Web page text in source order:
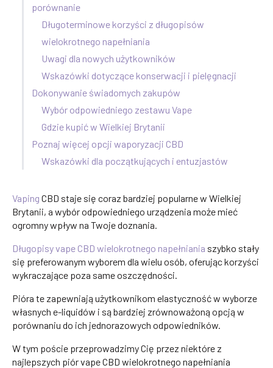
porównanie
Długoterminowe korzyści z długopisów
wielokrotnego napełniania
Uwagi dla nowych użytkowników
Wskazówki dotyczące konserwacji i pielęgnacji
Dokonywanie świadomych zakupów
Wybór odpowiedniego zestawu Vape
Gdzie kupić w Wielkiej Brytanii
Poznaj więcej opcji waporyzacji CBD
Wskazówki dla początkujących i entuzjastów
Vaping CBD staje się coraz bardziej popularne w Wielkiej
Brytanii, a wybór odpowiedniego urządzenia może mieć
ogromny wpływ na Twoje doznania.
Długopisy vape CBD wielokrotnego napełniania szybko stały
się preferowanym wyborem dla wielu osób, oferując korzyści
wykraczające poza same oszczędności.
Pióra te zapewniają użytkownikom elastyczność w wyborze
własnych e-liquidów i są bardziej zrównoważoną opcją w
porównaniu do ich jednorazowych odpowiedników.
W tym poście przeprowadzimy Cię przez niektóre z
najlepszych piór vape CBD wielokrotnego napełniania